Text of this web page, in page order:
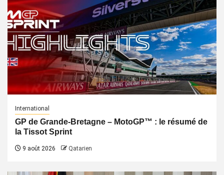
International
GP de Grande-Bretagne – MotoGP™ : le résumé de
la Tissot Sprint
9 août 2026 Qatarien